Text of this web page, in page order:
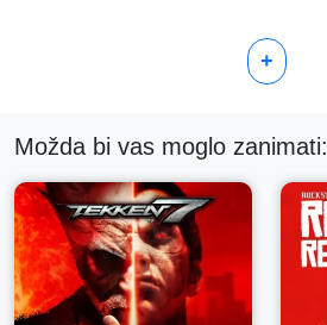
+
Možda bi vas moglo zanimati: